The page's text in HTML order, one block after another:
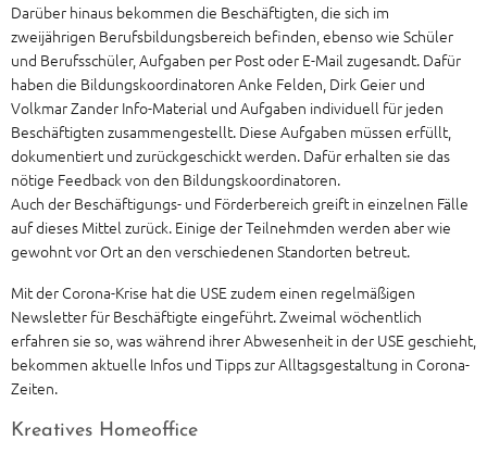
Darüber hinaus bekommen die Beschäftigten, die sich im
zweijährigen Berufsbildungsbereich befinden, ebenso wie Schüler
und Berufsschüler, Aufgaben per Post oder E-Mail zugesandt. Dafür
haben die Bildungskoordinatoren Anke Felden, Dirk Geier und
Volkmar Zander Info-Material und Aufgaben individuell für jeden
Beschäftigten zusammengestellt. Diese Aufgaben müssen erfüllt,
dokumentiert und zurückgeschickt werden. Dafür erhalten sie das
nötige Feedback von den Bildungskoordinatoren.
Auch der Beschäftigungs- und Förderbereich greift in einzelnen Fälle
auf dieses Mittel zurück. Einige der Teilnehmden werden aber wie
gewohnt vor Ort an den verschiedenen Standorten betreut.
Mit der Corona-Krise hat die USE zudem einen regelmäßigen
Newsletter für Beschäftigte eingeführt. Zweimal wöchentlich
erfahren sie so, was während ihrer Abwesenheit in der USE geschieht,
bekommen aktuelle Infos und Tipps zur Alltagsgestaltung in Corona-
Zeiten.
Kreatives Homeoffice